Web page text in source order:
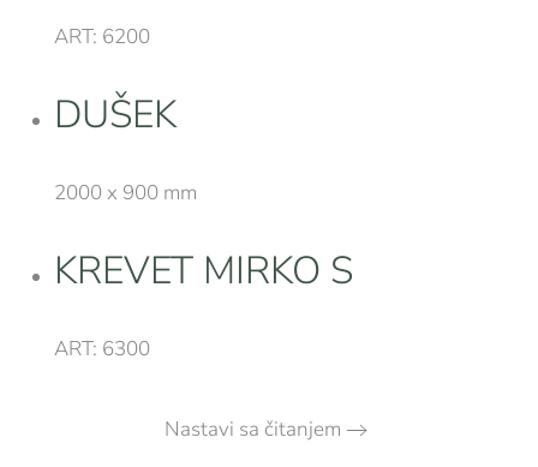
ART: 6200
DUŠEK
2000 x 900 mm
KREVET MIRKO S
ART: 6300
Nastavi sa čitanjem